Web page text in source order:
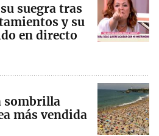
suegra tras
y su
en directo
sombrilla
más vendida